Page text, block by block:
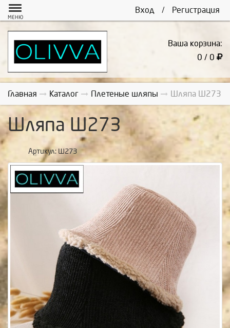
Вход / Регистрация
МЕНЮ
Ваша корзина:
0 / 0
Главная Каталог Плетеные шляпы Шляпа Ш273
Шляпа Ш273
Артикул: Ш273